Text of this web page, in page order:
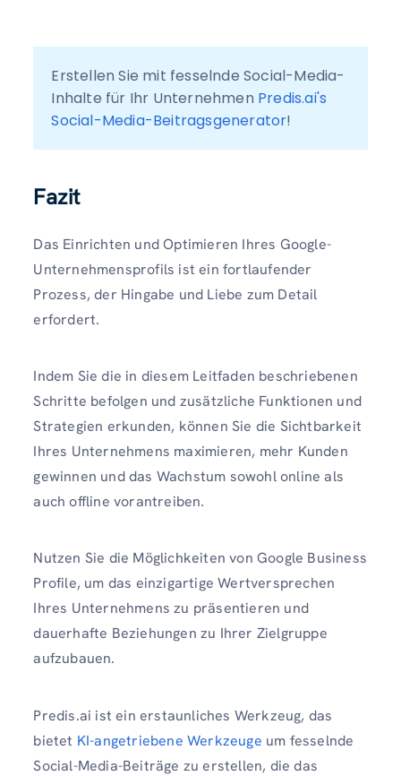
Erstellen Sie mit fesselnde Social-Media-
Inhalte für Ihr Unternehmen Predis.ai's
Social-Media-Beitragsgenerator!
Fazit
Das Einrichten und Optimieren Ihres Google-
Unternehmensprofils ist ein fortlaufender
Prozess, der Hingabe und Liebe zum Detail
erfordert.
Indem Sie die in diesem Leitfaden beschriebenen
Schritte befolgen und zusätzliche Funktionen und
Strategien erkunden, können Sie die Sichtbarkeit
Ihres Unternehmens maximieren, mehr Kunden
gewinnen und das Wachstum sowohl online als
auch offline vorantreiben.
Nutzen Sie die Möglichkeiten von Google Business
Profile, um das einzigartige Wertversprechen
Ihres Unternehmens zu präsentieren und
dauerhafte Beziehungen zu Ihrer Zielgruppe
aufzubauen.
Predis.ai ist ein erstaunliches Werkzeug, das
bietet KI-angetriebene Werkzeuge um fesselnde
Social-Media-Beiträge zu erstellen, die das